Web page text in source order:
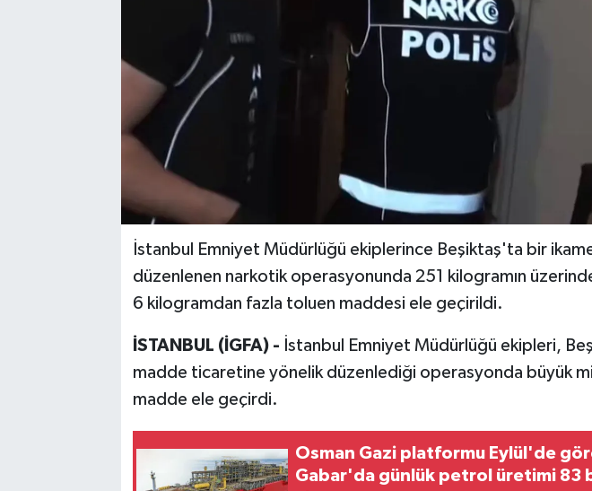
İstanbul Emniyet Müdürlüğü ekiplerince Beşiktaş'ta bir
düzenlenen narkotik operasyonunda 251 kilogramın
6 kilogramdan fazla toluen maddesi ele geçirildi.
İSTANBUL (İGFA) - İstanbul Emniyet Müdürlüğü ekipleri,
madde ticaretine yönelik düzenlediği operasyonda büyük
madde ele geçirdi.
Osman Gazi platformu Eylül'de
Gabar'da günlük petrol üretimi 83